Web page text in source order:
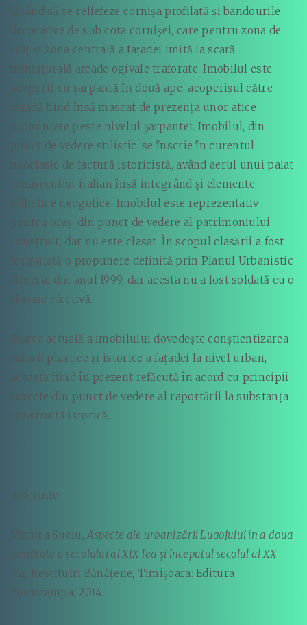
lăsând să se reliefeze cornișa profilată și bandourile
decorative de sub cota cornișei, care pentru zona de
colț și zona centrală a fațadei imită la scară
miniaturală arcade ogivale traforate. Imobilul este
acoperit cu șarpantă în două ape, acoperișul către
stradă fiind însă mascat de prezența unor atice
pronunțate peste nivelul șarpantei. Imobilul, din
punct de vedere stilistic, se înscrie în curentul
neoclasic de factură istoricistă, având aerul unui palat
renascentist italian însă integrând și elemente
stilistice neogotice. Imobilul este reprezentativ
pentru oraș, din punct de vedere al patrimoniului
construit, dar nu este clasat. În scopul clasării a fost
formulată o propunere definită prin Planul Urbanistic
General din anul 1999, dar acesta nu a fost soldată cu o
clasare efectivă.
Starea actuală a imobilului dovedește conștientizarea
valorii plastice și istorice a fațadei la nivel urban,
aceasta fiind în prezent refăcută în acord cu principii
corecte din punct de vedere al raportării la substanța
construită istorică.
Referințe:
Monica Suciu,Aspecte ale urbanizării Lugojului în a doua
jumătate a secolului al XIX-lea și începutul secolul al XX-
lea, Restituiri Bănățene, Timișoara: Editura
Eurostampa, 2014.